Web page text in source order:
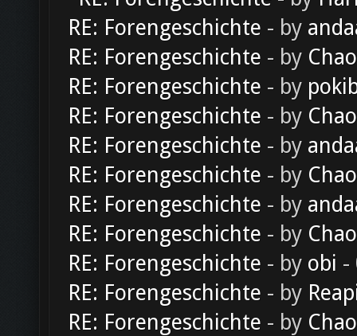
RE: Forengeschichte - by
RE: Forengeschichte - by
RE: Forengeschichte - by
RE: Forengeschichte - by
RE: Forengeschichte - by
RE: Forengeschichte - by
RE: Forengeschichte - by
RE: Forengeschichte - by
RE: Forengeschichte - by obi -
RE: Forengeschichte - by
RE: Forengeschichte - by